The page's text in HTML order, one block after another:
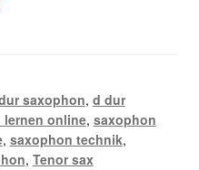
saxophon, d dur
online, saxophon
, saxophon technik,
, Tenor sax